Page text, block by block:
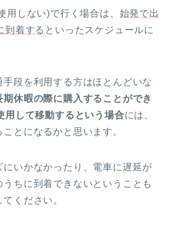
用しない)で行く場合は、 始発で出
到着する といったスケジュールに
段を利用する方はほとんどいな
期休暇の際に購入することができ
用して移動するという場合には、
とになるかと思います。
にいかなかったり、電車に遅延が
ちに到着できないということも
ください。